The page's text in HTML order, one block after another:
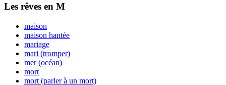
Les rêves en M
maison
maison hantée
mariage
mari (tromper)
mer (océan)
mort
mort (parler à un mort)